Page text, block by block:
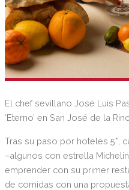
El chef sevillano José Luis
‘Eterno’ en San José de la
Tras su paso por hoteles 5*,
–algunos con estrella
emprender con su primer
de comidas con una